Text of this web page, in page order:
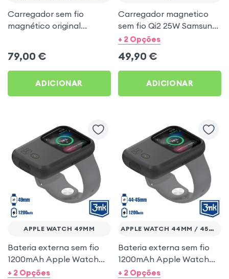
Carregador sem fio
magnético original
integrado 1m - Branco
79,00 €
ADICIONAR
Carregador magnetico
sem fio Qi2 25W Samsung
oficial - Cabo trancado
+ 2 Opções
49,90 €
ADICIONAR
APPLE WATCH 49MM
Bateria externa sem fio
1200mAh Apple Watch
49mm - 3mk Endurance
+ 2 Opções
APPLE WATCH 44MM / 45MM
Bateria externa sem fio
1200mAh Apple Watch
44mm e 45mm - 3mk
+ 2 Opções